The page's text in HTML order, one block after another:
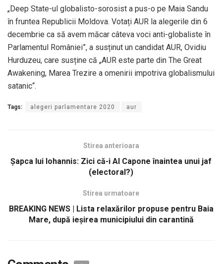
„Deep State-ul globalisto-sorosist a pus-o pe Maia Sandu
în fruntea Republicii Moldova. Votați AUR la alegerile din 6
decembrie ca să avem măcar câteva voci anti-globaliste în
Parlamentul României”, a susținut un candidat AUR, Ovidiu
Hurduzeu, care susține că „AUR este parte din The Great
Awakening, Marea Trezire a omenirii impotriva globalismului
satanic“.
Tags: alegeri parlamentare 2020 aur
Stirea anterioara
Șapca lui Iohannis: Zici că-i Al Capone înaintea unui jaf
(electoral?)
Stirea urmatoare
BREAKING NEWS | Lista relaxărilor propuse pentru Baia
Mare, după ieșirea municipiului din carantină